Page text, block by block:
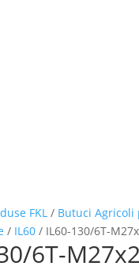
FKL/ Butuci
/ IL60/ IL60-130/6T-
6T-